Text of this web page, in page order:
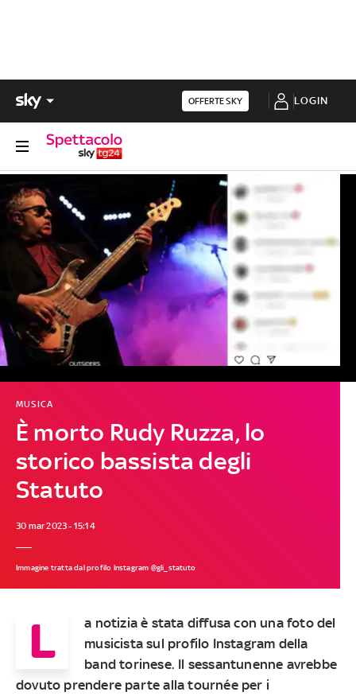
OFFERTE SKY LOGIN
È morto Rudy Ruzza, lo
storico bassista degli
Statuto
MUSICA
30 mar 2023 - 15:14
Immagine tratta dal profilo Instagram @gli_statuto
L
a notizia è stata diffusa con una foto del
musicista sul profilo Instagram della
band torinese. Il sessantunenne avrebbe
dovuto prendere parte alla tournée per i